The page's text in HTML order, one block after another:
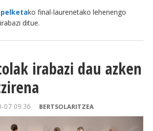
ko final-laurenetako lehenengo
ditue.
irabazi dau azken
07 09:36 BERTSOLARITZEA